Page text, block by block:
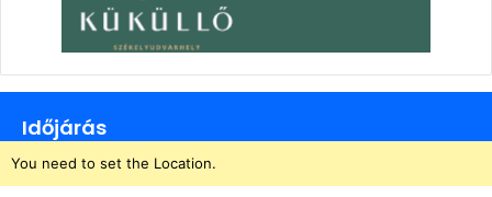
Időjárás
You need to set the Location.